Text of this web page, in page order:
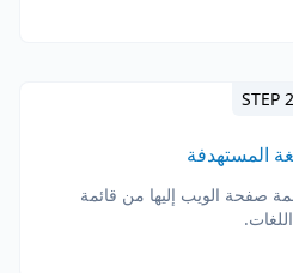
STEP 2
المستهدفة
صفحة الويب إليها من قائمة
اللغات.